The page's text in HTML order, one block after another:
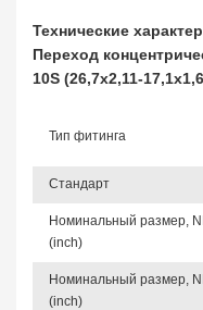
Технические
Переход
10S (26,7х2,11-
Тип фитинга
Стандарт
Номинальный размер,
(inch)
Номинальный размер,
(inch)